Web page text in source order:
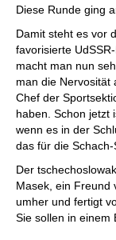
Diese Runde ging
Damit steht es vor
favorisierte
macht man nun
man die Nervosität
Chef der
haben. Schon jetzt
wenn es in der
das für die
Der
Masek, ein Freund
umher und fertigt
Sie sollen in einem